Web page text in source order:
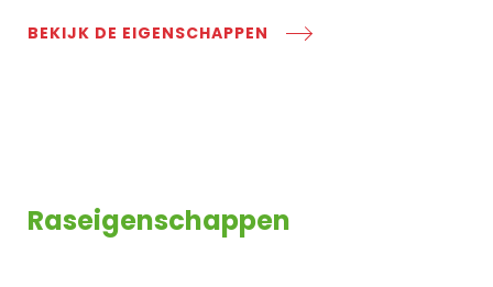
BEKIJK DE EIGENSCHAPPEN
Raseigenschappen